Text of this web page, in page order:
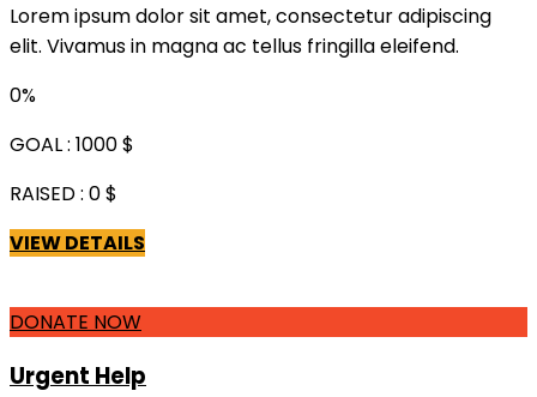
Lorem ipsum dolor sit amet, consectetur adipiscing
elit. Vivamus in magna ac tellus fringilla eleifend.
0%
GOAL : 1000 $
RAISED : 0 $
VIEW DETAILS
DONATE NOW
Urgent Help